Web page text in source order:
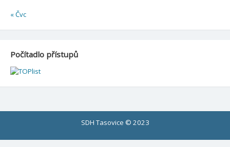
« Čvc
Počítadlo přístupů
SDH Tasovice © 2023